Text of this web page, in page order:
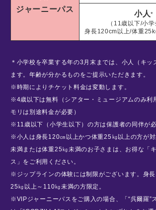
ジャーニーパス
小人*
（11歳以下/小学
身長120cm以上/体重
＊小学校を卒業する年の3月末までは、小人（キッ
ます。年齢が分かるものをご提示いただきます。
※時期によりチケット料金は変動します。
※4歳以下は無料（シアター・ミュージアムのみ利
モリは別途料金が必要）
※11歳以下（小学生以下）の方は保護者の同伴が必
※小人は身長120㎝以上かつ体重25㎏以上の方が
未満または体重25㎏未満のお子さまは、お得な「
ス」をご利用ください。
※ジップラインの体験には制限がございます。身
25㎏以上～110㎏未満の方限定。
※VIPジャーニーパスをご購入の場合、「“呉爾羅”